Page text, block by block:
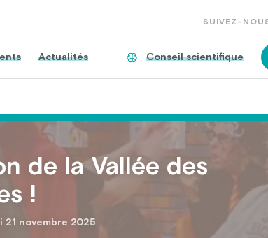
SUIVEZ-
Actualités Conseil scientifique
de la Vallée des
!
novembre 2025